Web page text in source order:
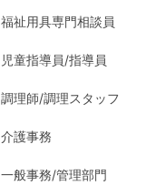
福祉用具専門相談員
児童指導員/指導員
調理師/調理スタッフ
介護事務
一般事務/管理部門